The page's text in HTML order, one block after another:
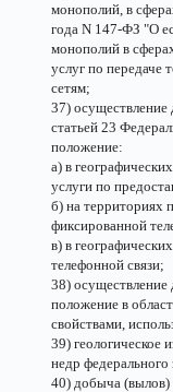
монополий, в
года N 147-ФЗ "О
монополий в
услуг по передаче
сетям;
37)
статьей 23
положение:
а) в
услуги по
б) на территориях
фиксированной
в) в
телефонной связи;
38)
положение в
свойствами,
39) геологическое
недр федерального
40) добыча (вылов)